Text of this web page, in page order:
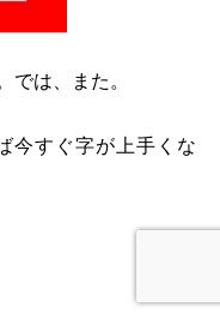
では、また。
今すぐ字が上手くな